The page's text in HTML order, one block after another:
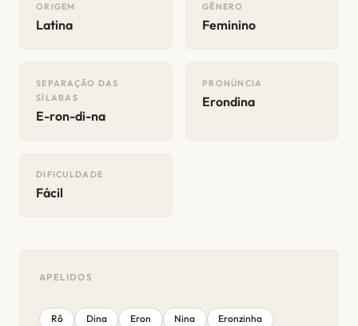
ORIGEM
Latina
GÊNERO
Feminino
SEPARAÇÃO DAS
SÍLABAS
E-ron-di-na
PRONÚNCIA
Erondina
DIFICULDADE
Fácil
APELIDOS
Rô Dina Eron Nina Eronzinha